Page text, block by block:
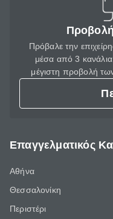
Πρόβαλε την
μέσα από 3 κανάλια
μέγιστη προβολή
Επαγγελματικός
Αθήνα
Θεσσαλονίκη
Περιστέρι